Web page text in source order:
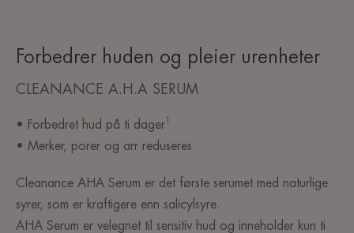
Forbedrer huden og pleier urenheter
CLEANANCE A.H.A SERUM
• Forbedret hud på ti dager1
• Merker, porer og arr reduseres
Cleanance AHA Serum er det første serumet med naturlige
syrer, som er kraftigere enn salicylsyre.
AHA Serum er velegnet til sensitiv hud og inneholder kun ti